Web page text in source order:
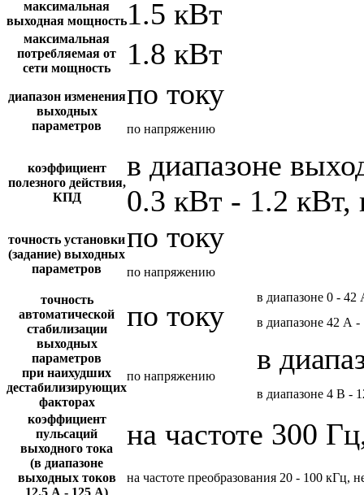
максимальная
выходная мощность1.5 кВт
максимальная
потребляемая от
сети мощность
1.8 кВт
диапазон изменения
выходных
параметров
по току
по напряжению
коэффициент
полезного действия,
КПД
в диапазоне
0.3 кВт - 1.2 кВт,
точность установки
(задание) выходных
параметров
по току
по напряжению
точность
автоматической
стабилизации
выходных
параметров
при наихудших
дестабилизирующих
факторах
по току
в диапазоне 0 - 42
в диапазоне 42 А
по напряжению
в
в диапазоне 4 В -
коэффициент
пульсаций
выходного тока
(в диапазоне
выходных токов
12.5 А - 125 А)
на частоте 300
на частоте преобразования 20 - 100 кГц,